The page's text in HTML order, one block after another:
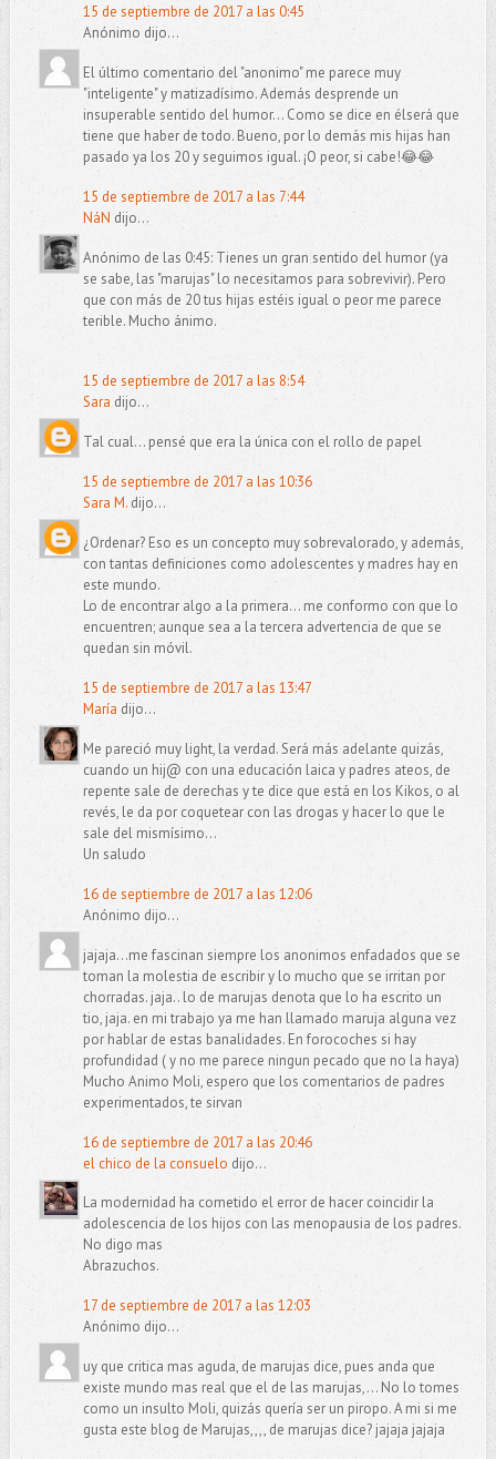
15 de septiembre de 2017 a las 0:45
Anónimo dijo...
El último comentario del "anonimo" me parece muy
"inteligente" y matizadísimo. Además desprende un
insuperable sentido del humor... Como se dice en élserá que
tiene que haber de todo. Bueno, por lo demás mis hijas han
pasado ya los 20 y seguimos igual. ¡O peor, si cabe!😂😂
15 de septiembre de 2017 a las 7:44
NáN dijo...
Anónimo de las 0:45: Tienes un gran sentido del humor (ya
se sabe, las "marujas" lo necesitamos para sobrevivir). Pero
que con más de 20 tus hijas estéis igual o peor me parece
terible. Mucho ánimo.
15 de septiembre de 2017 a las 8:54
Sara dijo...
Tal cual... pensé que era la única con el rollo de papel
15 de septiembre de 2017 a las 10:36
Sara M.dijo...
¿Ordenar? Eso es un concepto muy sobrevalorado, y además,
con tantas definiciones como adolescentes y madres hay en
este mundo.
Lo de encontrar algo a la primera... me conformo con que lo
encuentren; aunque sea a la tercera advertencia de que se
quedan sin móvil.
15 de septiembre de 2017 a las 13:47
María dijo...
Me pareció muy light, la verdad. Será más adelante quizás,
cuando un hij@ con una educación laica y padres ateos, de
repente sale de derechas y te dice que está en los Kikos, o al
revés, le da por coquetear con las drogas y hacer lo que le
sale del mismísimo...
Un saludo
16 de septiembre de 2017 a las 12:06
Anónimo dijo...
jajaja...me fascinan siempre los anonimos enfadados que se
toman la molestia de escribir y lo mucho que se irritan por
chorradas. jaja.. lo de marujas denota que lo ha escrito un
tio, jaja. en mi trabajo ya me han llamado maruja alguna vez
por hablar de estas banalidades. En forocoches si hay
profundidad ( y no me parece ningun pecado que no la haya)
Mucho Animo Moli, espero que los comentarios de padres
experimentados, te sirvan
16 de septiembre de 2017 a las 20:46
el chico de la consuelo dijo...
La modernidad ha cometido el error de hacer coincidir la
adolescencia de los hijos con las menopausia de los padres.
No digo mas
Abrazuchos.
17 de septiembre de 2017 a las 12:03
Anónimo dijo...
uy que critica mas aguda, de marujas dice, pues anda que
existe mundo mas real que el de las marujas,... No lo tomes
como un insulto Moli, quizás quería ser un piropo. A mi si me
gusta este blog de Marujas,,,, de marujas dice? jajaja jajaja